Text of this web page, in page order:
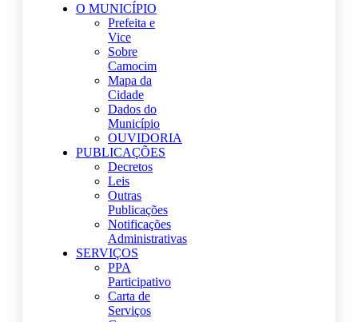
O MUNICÍPIO
Prefeita e
Vice
Sobre
Camocim
Mapa da
Cidade
Dados do
Município
OUVIDORIA
PUBLICAÇÕES
Decretos
Leis
Outras
Publicações
Notificações
Administrativas
SERVIÇOS
PPA
Participativo
Carta de
Serviços